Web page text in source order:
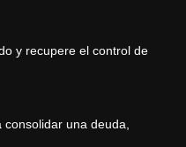
y recupere el control de
una deuda,